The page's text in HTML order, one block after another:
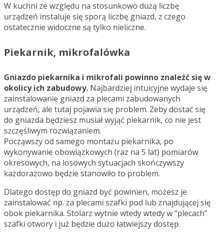
W kuchni ze względu na stosunkowo dużą liczbę
urządzeń instaluje się sporą liczbę gniazd, z czego
ostatecznie widoczne są tylko nieliczne.
Piekarnik, mikrofalówka
Gniazdo piekarnika i mikrofali powinno znaleźć się w
okolicy ich zabudowy. Najbardziej intuicyjne wydaje się
zainstalowanie gniazd za plecami zabudowanych
urządzeń, ale tutaj pojawia się problem. Żeby dostać się
do gniazda będziesz musiał wyjąć piekarnik, co nie jest
szczęśliwym rozwiązaniem.
Począwszy od samego montażu piekarnika, po
wykonywanie obowiązkowych (raz na 5 lat) pomiarów
okresowych, na losowych sytuacjach skończywszy
każdorazowo będzie stanowiło to problem.
Dlatego dostęp do gniazd być powinien, możesz je
zainstalować np. za plecami szafki pod lub znajdującej się
obok piekarnika. Stolarz wytnie wtedy wtedy w “plecach”
szafki otwory i już będzie dużo łatwiejszy dostęp.